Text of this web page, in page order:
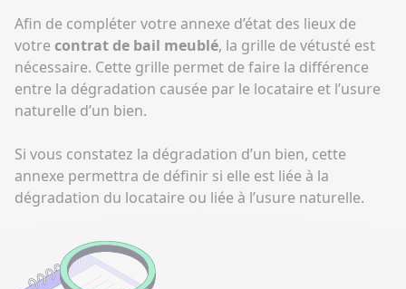
Afin de compléter votre annexe d’état des lieux de
votre contrat de bail meublé, la grille de vétusté est
nécessaire. Cette grille permet de faire la différence
entre la dégradation causée par le locataire et l’usure
naturelle d’un bien.
Si vous constatez la dégradation d’un bien, cette
annexe permettra de définir si elle est liée à la
dégradation du locataire ou liée à l’usure naturelle.